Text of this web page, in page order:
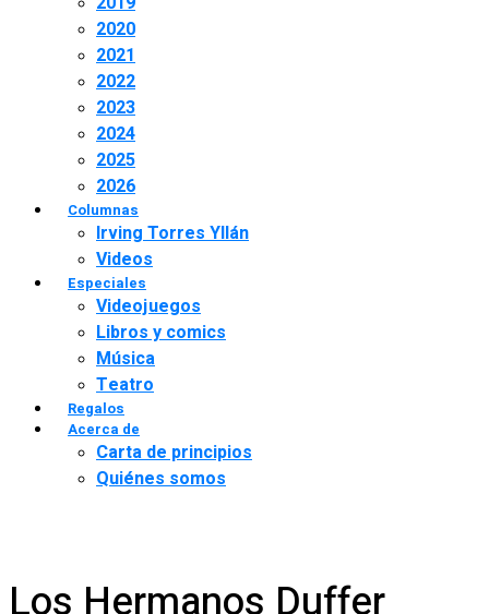
2020
2021
2022
2023
2024
2025
2026
Columnas
Irving Torres Yllán
Videos
Especiales
Videojuegos
Libros y comics
Música
Teatro
Regalos
Acerca de
Carta de principios
Quiénes somos
Los Hermanos Duffer